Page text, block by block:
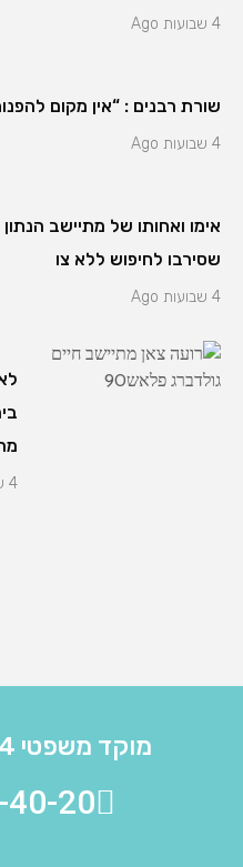
4 שבועות Ago
שורת רבנים : “אין מקום
4 שבועות Ago
אימו ואחותו של מתיישב
שסירבו לחיפוש ללא צו
4 שבועות Ago
4 שבועות Ago
מוקד משפטי 24 שעות ביממה:
40-20